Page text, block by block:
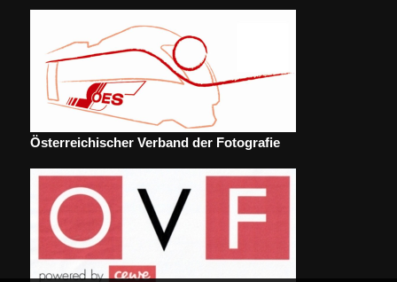
Österreichischer Verband der Fotografie